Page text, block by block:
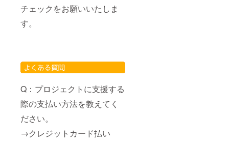
チェックをお願いいたしま
す。
Q：プロジェクトに支援する
際の支払い方法を教えてく
ださい。
→クレジットカード払い